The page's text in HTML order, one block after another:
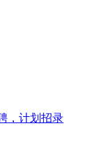
，计划招录